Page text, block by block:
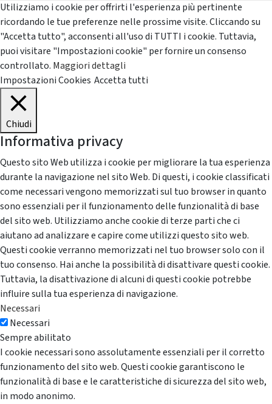
Utilizziamo i cookie per offrirti l'esperienza più pertinente
ricordando le tue preferenze nelle prossime visite. Cliccando su
"Accetta tutto", acconsenti all'uso di TUTTI i cookie. Tuttavia,
puoi visitare "Impostazioni cookie" per fornire un consenso
controllato. Maggiori dettagli
Impostazioni Cookies Accetta tutti
Chiudi
Informativa privacy
Questo sito Web utilizza i cookie per migliorare la tua esperienza
durante la navigazione nel sito Web. Di questi, i cookie classificati
come necessari vengono memorizzati sul tuo browser in quanto
sono essenziali per il funzionamento delle funzionalità di base
del sito web. Utilizziamo anche cookie di terze parti che ci
aiutano ad analizzare e capire come utilizzi questo sito web.
Questi cookie verranno memorizzati nel tuo browser solo con il
tuo consenso. Hai anche la possibilità di disattivare questi cookie.
Tuttavia, la disattivazione di alcuni di questi cookie potrebbe
influire sulla tua esperienza di navigazione.
Necessari
Necessari
Sempre abilitato
I cookie necessari sono assolutamente essenziali per il corretto
funzionamento del sito web. Questi cookie garantiscono le
funzionalità di base e le caratteristiche di sicurezza del sito web,
in modo anonimo.